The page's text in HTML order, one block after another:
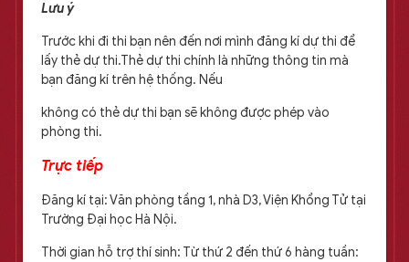
Lưu ý
Trước khi đi thi bạn nên đến nơi mình đăng kí dự thi để
lấy thẻ dự thi.Thẻ dự thi chính là những thông tin mà
bạn đăng kí trên hệ thống. Nếu
không có thẻ dự thi bạn sẽ không được phép vào
phòng thi.
Trực tiếp
Đăng kí tại: Văn phòng tầng 1, nhà D3, Viện Khổng Tử tại
Trường Đại học Hà Nội.
Thời gian hỗ trợ thí sinh: Từ thứ 2 đến thứ 6 hàng tuần: